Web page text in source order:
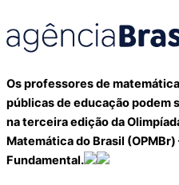
Os professores de
públicas de educação podem
na terceira edição da
Matemática do Brasil
Fundamental.